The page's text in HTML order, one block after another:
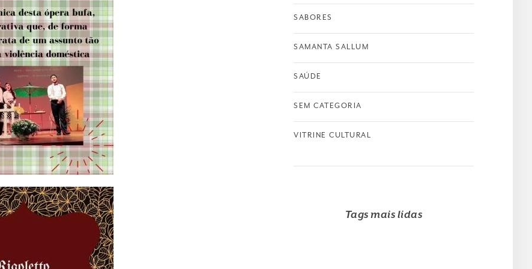
SABORES
SAMANTA SALLUM
SAÚDE
SEM CATEGORIA
VITRINE CULTURAL
Tags mais lidas